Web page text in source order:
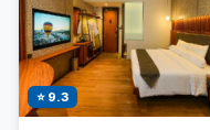
⭐ 9.3